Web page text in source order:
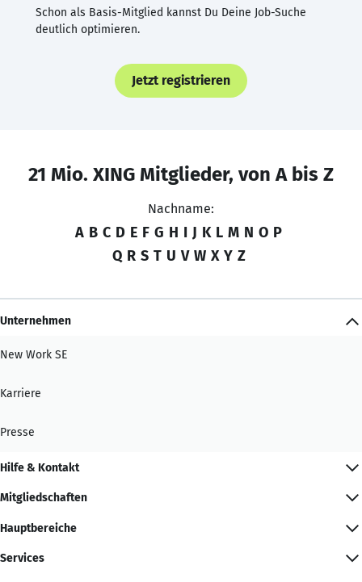
Schon als Basis-Mitglied kannst Du Deine Job-Suche
deutlich optimieren.
Jetzt registrieren
21 Mio. XING Mitglieder, von A bis Z
Nachname:
A B C D E F G H I J K L M N O P
Q R S T U V W X Y Z
Unternehmen
New Work SE
Karriere
Presse
Hilfe & Kontakt
Mitgliedschaften
Hauptbereiche
Services